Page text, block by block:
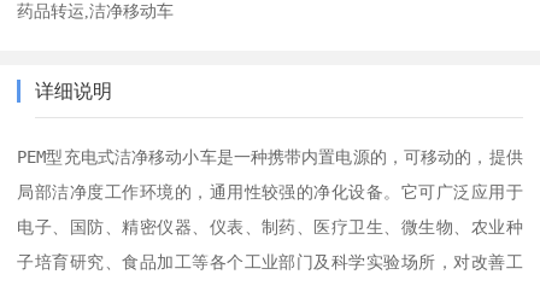
药品转运,洁净移动车
详细说明
PEM型充电式洁净移动小车是一种携带内置电源的，可移动的，提供
局部洁净度工作环境的，通用性较强的净化设备。它可广泛应用于
电子、国防、精密仪器、仪表、制药、医疗卫生、微生物、农业种
子培育研究、食品加工等各个工业部门及科学实验场所，对改善工